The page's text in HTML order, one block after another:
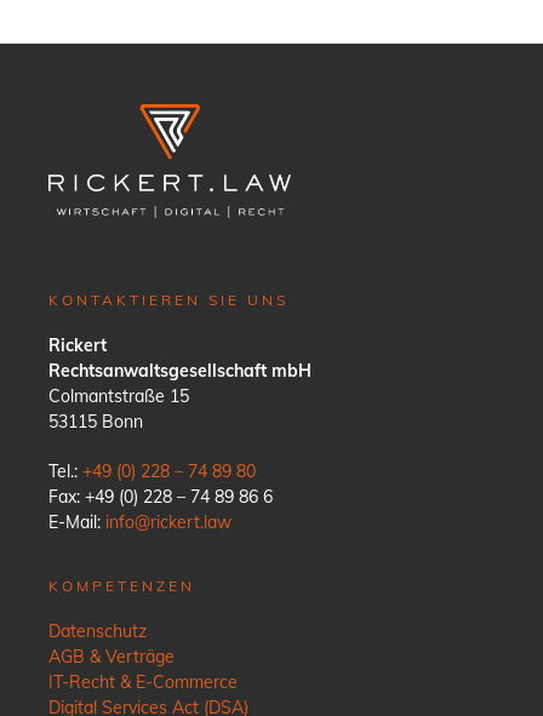
KONTAKTIEREN SIE UNS
Rickert
Rechtsanwaltsgesellschaft mbH
Colmantstraße 15
53115 Bonn
Tel.: +49 (0) 228 – 74 89 80
Fax: +49 (0) 228 – 74 89 86 6
E-Mail: info@rickert.law
KOMPETENZEN
Datenschutz
AGB & Verträge
IT-Recht & E-Commerce
Digital Services Act (DSA)